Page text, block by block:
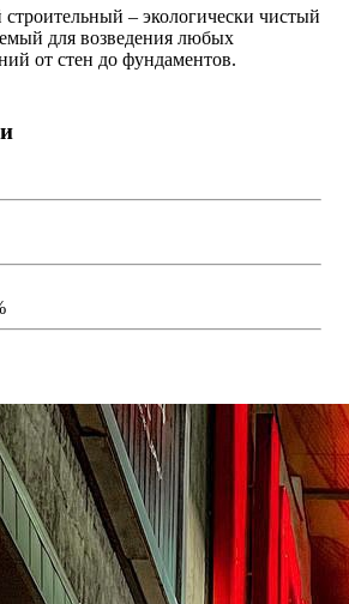
– экологически чистый
для возведения любых
от стен до фундаментов.